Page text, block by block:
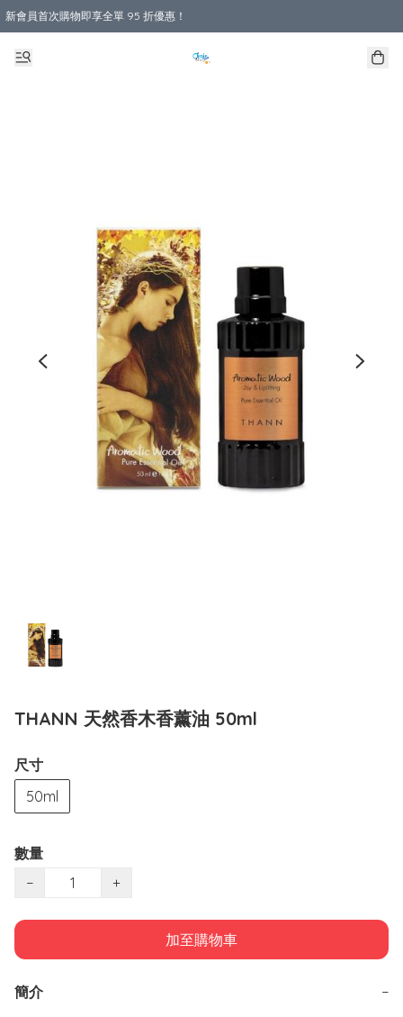
新會員首次購物即享全單 95 折優惠！
購物滿 HKD 800.00即享免運費優惠！（適用於 本地送貨、本地取貨 )
THANN 天然香木香薰油 50ml
尺寸
50ml
數量
−
+
加至購物車
簡介 −